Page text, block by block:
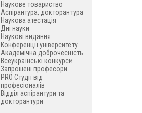
Наукове товариство
Аспірантура, докторантура
Наукова атестація
Дні науки
Наукові видання
Конференції університету
Академічна доброчесність
Всеукраїнські конкурси
Запрошені професори
PRO Студії від
професіоналів
Відділ аспірантури та
докторантури